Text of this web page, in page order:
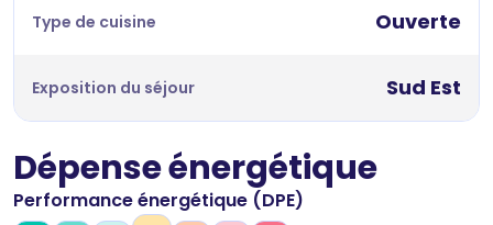
Type de cuisine Ouverte
Exposition du séjour Sud Est
Dépense énergétique
Performance énergétique (DPE)